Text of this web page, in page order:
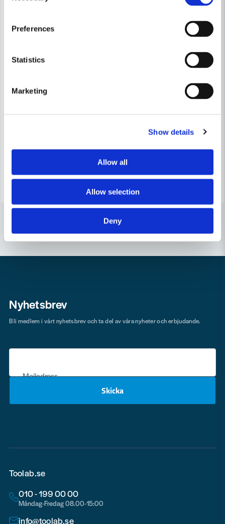
Preferences
Statistics
Marketing
Show details
Allow all
Allow selection
Deny
375 kr
316 kr
Köp
-16%
Leveranstid ifrån leverantör ca
7-10 arbetsdagar
Köp
Nyhetsbrev
Mejladress
Skicka
Bli medlem i vårt nyhetsbrev och ta del av våra nyheter och erbjudande.
Toolab.se
010 - 199 00 00
Måndag-Fredag 08.00-15:00
info@toolab.se